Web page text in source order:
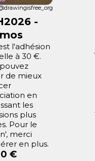
-
l'adhésion
à 30 €.
de mieux
en
les
plus
Pour le
merci
en plus.
€